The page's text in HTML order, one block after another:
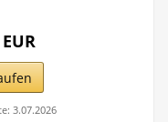
3.07.2026